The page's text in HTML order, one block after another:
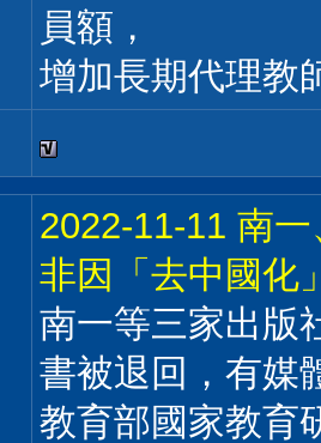
員額，
增加長期代理教
2022-11-11 南
非因「去中國化
南一等三家出版
書被退回，有媒
教育部國家教育